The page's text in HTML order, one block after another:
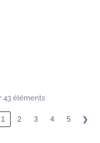
43 éléments
1 2 3 4 5 ❯